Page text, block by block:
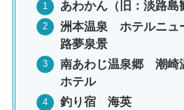
あわかん（旧：淡路島
洲本温泉 ホテルニ
路夢泉景
南あわじ温泉郷 潮
ホテル
釣り宿 海英